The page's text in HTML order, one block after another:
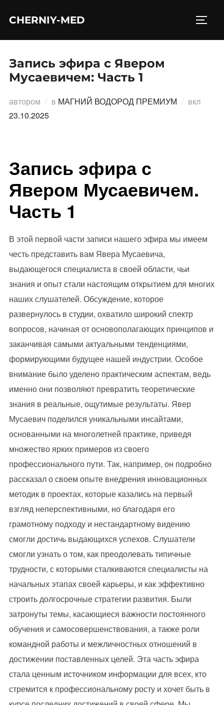
CHERNIY-MED
Запись эфира с Явером
Мусаевичем: Часть 1
автором в МАГНИЙ ВОДОРОД ПРЕМИУМ вкл
23.10.2025
Запись эфира с
Явером Мусаевичем.
Часть 1
В этой первой части записи нашего эфира мы имеем
честь представить вам Явера Мусаевича,
выдающегося специалиста в своей области, чьи
знания и опыт стали настоящим открытием для многих
наших слушателей. Обсуждение, которое
развернулось в студии, охватило широкий спектр
вопросов, начиная от основополагающих принципов и
заканчивая самыми актуальными тенденциями,
формирующими будущее нашей индустрии. Особое
внимание было уделено практическим аспектам, ведь
именно они позволяют превратить теоретические
знания в реальные, ощутимые результаты. Явер
Мусаевич поделился уникальными инсайтами,
основанными на многолетней практике, приведя
множество ярких примеров из своего
профессионального пути. Так, например, он подробно
рассказал о своем опыте внедрения инновационных
методик в проектах, которые казались на первый
взгляд неперспективными, но благодаря его
грамотному подходу и нестандартному видению
смогли достичь выдающихся успехов. Слушатели
смогли узнать о том, как преодолевать типичные
трудности, с которыми сталкиваются специалисты на
начальных этапах своей карьеры, и как эффективно
строить долгосрочные стратегии развития. Были
затронуты темы, касающиеся важности постоянного
обучения и самосовершенствования, а также роли
командной работы и межличностных отношений в
достижении поставленных целей. Эта часть эфира
стала ценным источником информации для всех, кто
стремится к профессиональному росту и хочет быть в